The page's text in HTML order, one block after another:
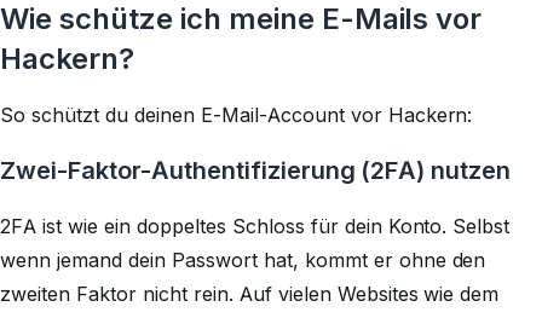
Wie schütze ich meine E-Mails vor
Hackern?
So schützt du deinen E-Mail-Account vor Hackern:
Zwei-Faktor-Authentifizierung (2FA) nutzen
2FA ist wie ein doppeltes Schloss für dein Konto. Selbst
wenn jemand dein Passwort hat, kommt er ohne den
zweiten Faktor nicht rein. Auf vielen Websites wie dem